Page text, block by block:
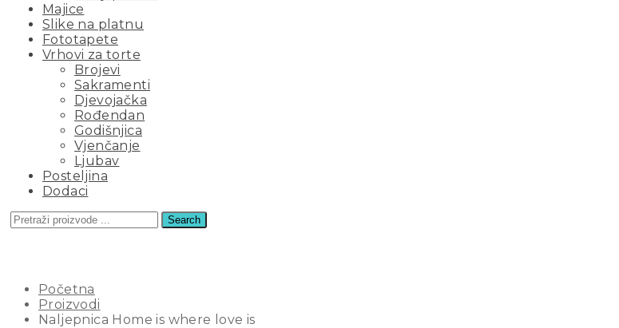
Majice
Slike na platnu
Fototapete
Vrhovi za torte
Brojevi
Sakramenti
Djevojačka
Rođendan
Godišnjica
Vjenčanje
Ljubav
Posteljina
Dodaci
Search
Početna
Proizvodi
Naljepnica Home is where love is